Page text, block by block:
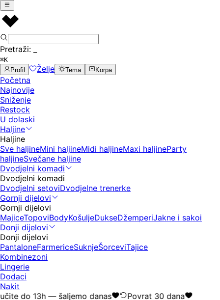
Pretraži:
⌘K
Profil
Želje Tema Korpa
Početna
Najnovije
Sniženje
Restock
U dolaski
Haljine
Haljine
Sve haljineMini haljineMidi haljineMaxi haljineParty
haljineSvečane haljine
Dvodjelni komadi
Dvodjelni komadi
Dvodjelni setoviDvodjelne trenerke
Gornji dijelovi
Gornji dijelovi
MajiceTopoviBodyKošuljeDukseDžemperiJakne i sakoi
Donji dijelovi
Donji dijelovi
PantaloneFarmericeSuknjeŠorceviTajice
Kombinezoni
Lingerie
Dodaci
Nakit
do 13h — šaljemo danas
Povrat 30 dana